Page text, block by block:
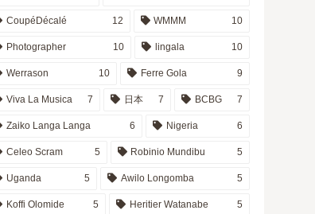
CoupéDécalé 12 WMMM 10
Photographer 10 lingala 10
Werrason 10 Ferre Gola 9
Viva La Musica 7 日本 7 BCBG 7
Zaiko Langa Langa 6 Nigeria 6
Celeo Scram 5 Robinio Mundibu 5
Uganda 5 Awilo Longomba 5
Koffi Olomide 5 Heritier Watanabe 5